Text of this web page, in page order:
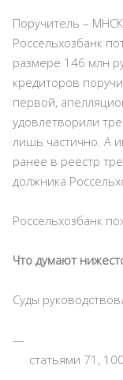
Поручитель –
Россельхозбанк
размере 146 млн
кредиторов
первой,
удовлетворили
лишь частично. А
ранее в реестр
должника
Россельхозбанк
Что думают
Суды
статьями 71,